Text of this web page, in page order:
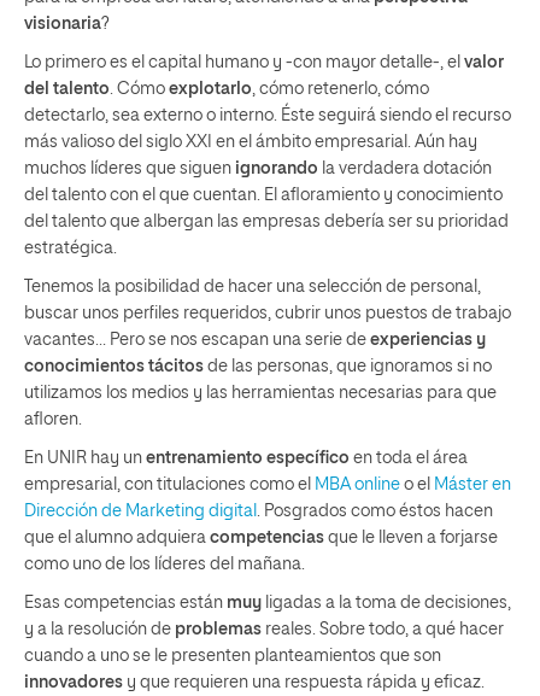
visionaria?
Lo primero es el capital humano y -con mayor detalle-, el valor
del talento. Cómo explotarlo, cómo retenerlo, cómo
detectarlo, sea externo o interno. Éste seguirá siendo el recurso
más valioso del siglo XXI en el ámbito empresarial. Aún hay
muchos líderes que siguen ignorando la verdadera dotación
del talento con el que cuentan. El afloramiento y conocimiento
del talento que albergan las empresas debería ser su prioridad
estratégica.
Tenemos la posibilidad de hacer una selección de personal,
buscar unos perfiles requeridos, cubrir unos puestos de trabajo
vacantes… Pero se nos escapan una serie de experiencias y
conocimientos tácitos de las personas, que ignoramos si no
utilizamos los medios y las herramientas necesarias para que
afloren.
En UNIR hay un entrenamiento específico en toda el área
empresarial, con titulaciones como el MBA online o el Máster en
Dirección de Marketing digital . Posgrados como éstos hacen
que el alumno adquiera competencias que le lleven a forjarse
como uno de los líderes del mañana.
Esas competencias están muy ligadas a la toma de decisiones,
y a la resolución de problemas reales. Sobre todo, a qué hacer
cuando a uno se le presenten planteamientos que son
innovadores y que requieren una respuesta rápida y eficaz.